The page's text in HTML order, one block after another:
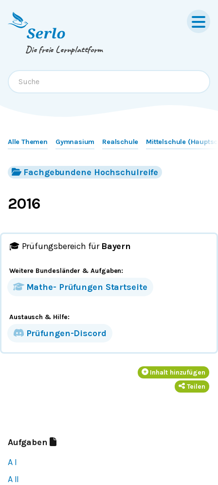
Springe zum
Die freie Lernplattform
Alle Themen Gymnasium Realschule Mittelschule
Fachgebundene Hochschulreife
2016
🎓 Prüfungsbereich für Bayern
Weitere Bundesländer & Aufgaben:
Mathe- Prüfungen Startseite
Austausch & Hilfe:
Prüfungen-Discord
Inhalt hinzufügen
Teilen
Aufgaben
A I
A II